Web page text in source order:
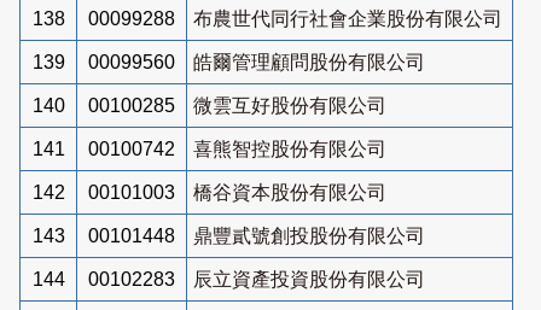
138 00099288 布農世代同行社會企業股份有限公司
139 00099560 皓爾管理顧問股份有限公司
140 00100285 微雲互好股份有限公司
141 00100742 喜熊智控股份有限公司
142 00101003 橋谷資本股份有限公司
143 00101448 鼎豐貳號創投股份有限公司
144 00102283 辰立資產投資股份有限公司